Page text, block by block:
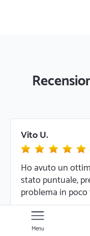
Vito U.
Ho avuto un
stato puntuale,
problema in
11/03/2026
Menu